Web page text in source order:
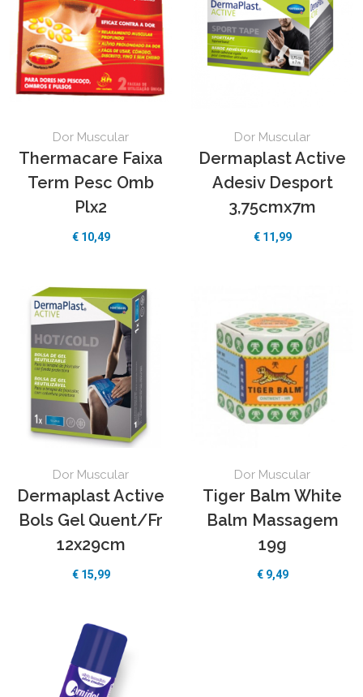
Dor Muscular
Thermacare Faixa
Term Pesc Omb
Plx2
€ 10,49
Dor Muscular
Dermaplast Active
Adesiv Desport
3,75cmx7m
€ 11,99
Dor Muscular
Dermaplast Active
Bols Gel Quent/Fr
12x29cm
€ 15,99
Dor Muscular
Tiger Balm White
Balm Massagem
19g
€ 9,49